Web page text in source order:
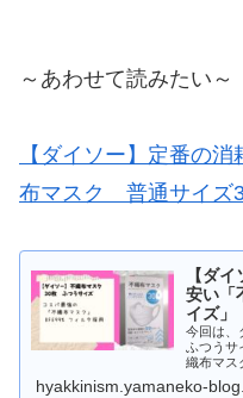
～あわせて読みたい～
【ダイソー】定番の
布マスク 普通サイズ
【ダ
安い「
イズ」
今回は、
ふつうサ
織布マス
30枚入っ
hyakkinism.yamaneko-